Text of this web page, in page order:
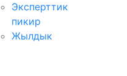
Эксперттик
пикир
Жылдык